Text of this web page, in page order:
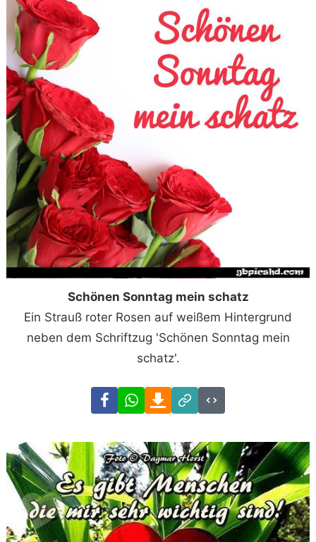
Schönen Sonntag mein schatz
Ein Strauß roter Rosen auf weißem Hintergrund
neben dem Schriftzug 'Schönen Sonntag mein
schatz'.
FacebookWhatsAppDownload
Link
Code